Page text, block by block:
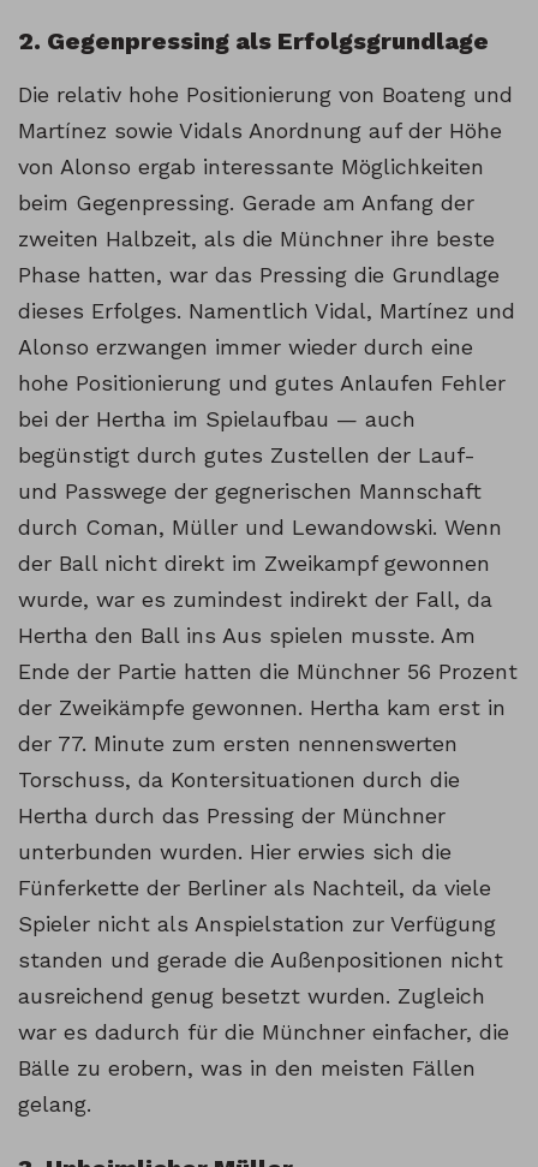
2. Gegenpressing als Erfolgsgrundlage
Die relativ hohe Positionierung von Boateng und
Martínez sowie Vidals Anordnung auf der Höhe
von Alonso ergab interessante Möglichkeiten
beim Gegenpressing. Gerade am Anfang der
zweiten Halbzeit, als die Münchner ihre beste
Phase hatten, war das Pressing die Grundlage
dieses Erfolges. Namentlich Vidal, Martínez und
Alonso erzwangen immer wieder durch eine
hohe Positionierung und gutes Anlaufen Fehler
bei der Hertha im Spielaufbau — auch
begünstigt durch gutes Zustellen der Lauf-
und Passwege der gegnerischen Mannschaft
durch Coman, Müller und Lewandowski. Wenn
der Ball nicht direkt im Zweikampf gewonnen
wurde, war es zumindest indirekt der Fall, da
Hertha den Ball ins Aus spielen musste. Am
Ende der Partie hatten die Münchner 56 Prozent
der Zweikämpfe gewonnen. Hertha kam erst in
der 77. Minute zum ersten nennenswerten
Torschuss, da Kontersituationen durch die
Hertha durch das Pressing der Münchner
unterbunden wurden. Hier erwies sich die
Fünferkette der Berliner als Nachteil, da viele
Spieler nicht als Anspielstation zur Verfügung
standen und gerade die Außenpositionen nicht
ausreichend genug besetzt wurden. Zugleich
war es dadurch für die Münchner einfacher, die
Bälle zu erobern, was in den meisten Fällen
gelang.